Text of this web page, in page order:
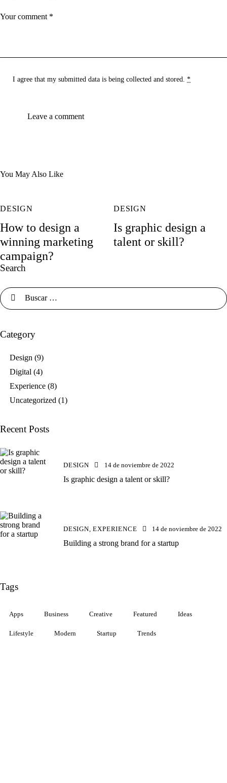
I agree that my submitted data is beingcollected and stored .*
You May Also Like
DESIGN
How to design a
winning marketing
campaign?
DESIGN
Is graphic design a
talent or skill?
Search
Buscar:
Category
Design (9)
Digital (4)
Experience (8)
Uncategorized (1)
Recent Posts
DESIGN 14 de noviembre de 2022
Is graphic design a talent or skill?
DESIGN,EXPERIENCE 14 de noviembre de 2022
Building a strong brand for a startup
Tags
Apps Business Creative Featured Ideas
Lifestyle Modern Startup Trends